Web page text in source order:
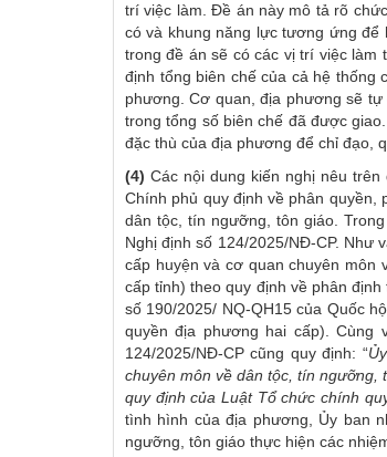
trí việc làm. Đề án này mô tả rõ
có và khung năng lực tương ứng để
trong đề án sẽ có các vị trí việc làm
định tổng biên chế của cả hệ thống
phương. Cơ quan, địa phương sẽ
trong tổng số biên chế đã được
đặc thù của địa phương để chỉ đạo,
(4) Các nội dung kiến nghị nêu
Chính phủ quy định về phân quyền,
dân tộc, tín ngưỡng, tôn giáo.
Nghị định số 124/2025/NĐ-CP. Như
cấp huyện và cơ quan chuyên môn
cấp tỉnh) theo quy định về phân
số 190/2025/ NQ-QH15 của Quốc
quyền địa phương hai cấp). Cùng
124/2025/NĐ-CP cũng quy định: “
chuyên môn về dân tộc, tín ngưỡng,
quy định của Luật Tổ chức chính
tình hình của địa phương, Ủy ban
ngưỡng, tôn giáo thực hiện các